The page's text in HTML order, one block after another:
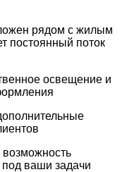
рядом с жилым
постоянный поток
освещение и
под ваши задачи